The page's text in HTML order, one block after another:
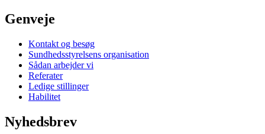
Genveje
Kontakt og besøg
Sundhedsstyrelsens organisation
Sådan arbejder vi
Referater
Ledige stillinger
Habilitet
Nyhedsbrev